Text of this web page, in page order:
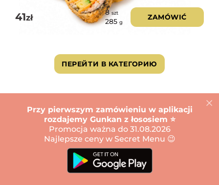
41zł
8szt
285 g
ZAMÓWIĆ
ПЕРЕЙТИ В КАТЕГОРИЮ
Salatki
Sałatka chuka
Przy pierwszym zamówieniu w aplikacji
rozdajemy Gunkan z łososiem ⭐️
Promocja ważna do 31.08.2026
Najlepsze ceny w Secret Menu 😉